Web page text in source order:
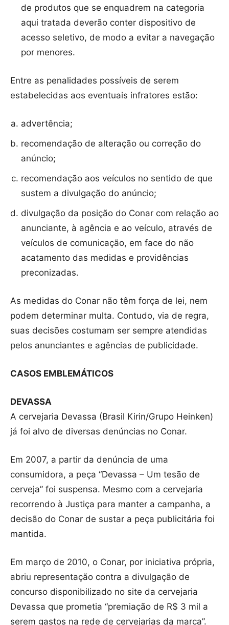
de produtos que se enquadrem na categoria
aqui tratada deverão conter dispositivo de
acesso seletivo, de modo a evitar a navegação
por menores.
Entre as penalidades possíveis de serem
estabelecidas aos eventuais infratores estão:
advertência;
recomendação de alteração ou correção do
anúncio;
recomendação aos veículos no sentido de que
sustem a divulgação do anúncio;
divulgação da posição do Conar com relação ao
anunciante, à agência e ao veículo, através de
veículos de comunicação, em face do não
acatamento das medidas e providências
preconizadas.
As medidas do Conar não têm força de lei, nem
podem determinar multa. Contudo, via de regra,
suas decisões costumam ser sempre atendidas
pelos anunciantes e agências de publicidade.
CASOS EMBLEMÁTICOS
DEVASSA
A cervejaria Devassa (Brasil Kirin/Grupo Heinken)
já foi alvo de diversas denúncias no Conar.
Em 2007, a partir da denúncia de uma
consumidora, a peça “Devassa – Um tesão de
cerveja” foi suspensa. Mesmo com a cervejaria
recorrendo à Justiça para manter a campanha, a
decisão do Conar de sustar a peça publicitária foi
mantida.
Em março de 2010, o Conar, por iniciativa própria,
abriu representação contra a divulgação de
concurso disponibilizado no site da cervejaria
Devassa que prometia “premiação de R$ 3 mil a
serem gastos na rede de cervejarias da marca”.